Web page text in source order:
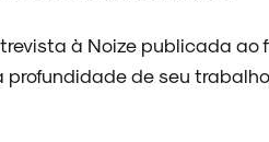
à Noize publicada ao
de seu